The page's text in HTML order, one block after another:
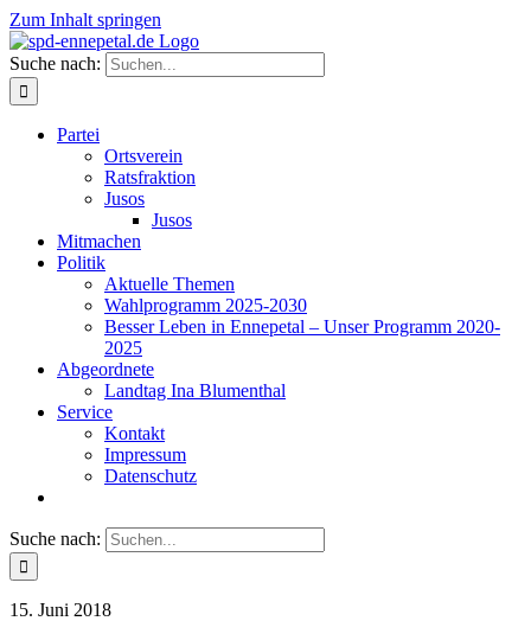
Zum Inhalt springen
Suche nach:
Partei
Ortsverein
Ratsfraktion
Jusos
Jusos
Mitmachen
Politik
Aktuelle Themen
Wahlprogramm 2025-2030
Besser Leben in Ennepetal – Unser Programm 2020-
2025
Abgeordnete
Landtag Ina Blumenthal
Service
Kontakt
Impressum
Datenschutz
Suche nach:
15. Juni 2018